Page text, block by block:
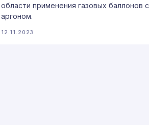
области применения газовых баллонов с
аргоном.
12.11.2023